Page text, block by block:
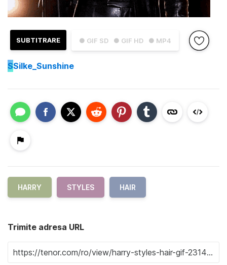
● GIF SD ● GIF HD ● MP4
SUBTITRARE
SSilke_Sunshine
HARRY STYLES HAIR
Trimite adresa URL